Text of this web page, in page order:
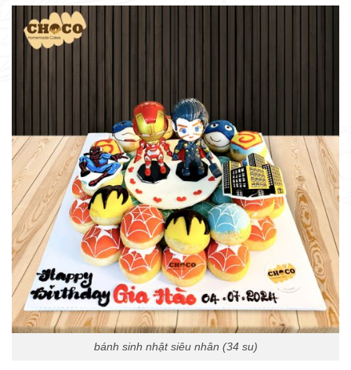
bánh sinh nhật siêu nhân (34 su)